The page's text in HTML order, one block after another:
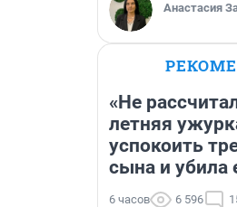
Анастасия
«Не
летняя
успокоить
сына и убила
6 часов 6 596